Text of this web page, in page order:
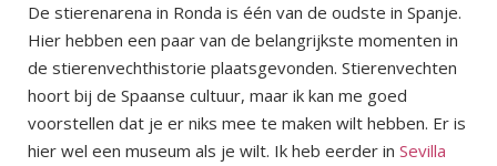
De stierenarena in Ronda is één van de oudste in Spanje.
Hier hebben een paar van de belangrijkste momenten in
de stierenvechthistorie plaatsgevonden. Stierenvechten
hoort bij de Spaanse cultuur, maar ik kan me goed
voorstellen dat je er niks mee te maken wilt hebben. Er is
hier wel een museum als je wilt. Ik heb eerder in Sevilla